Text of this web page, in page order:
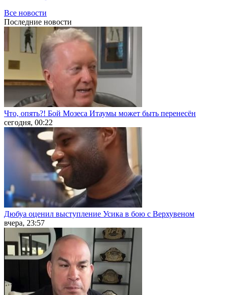
Все новости
Последние новости
Что, опять?! Бой Мозеса Итаумы может быть перенесён
сегодня, 00:22
Дюбуа оценил выступление Усика в бою с Верхувеном
вчера, 23:57